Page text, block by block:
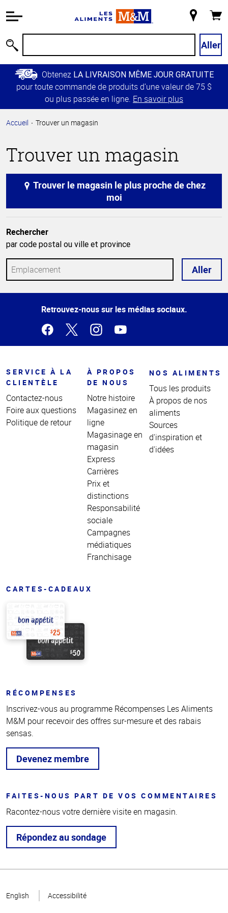
relative à
Passer
contenu
principal
Retour à
principale
magasin
Aller
Obtenez LA LIVRAISON MÊME JOUR GRATUITE
pour toute commande de produits d’une valeur de 75 $
ou plus passée en ligne. En savoir plus
Accueil Trouver un magasin
Trouver un magasin
moi
Rechercher
par code postal ou ville et province
Aller
Retrouvez-nous sur les médias sociaux.
SERVICE À LA
CLIENTÈLE
Contactez-nous
Foire aux questions
Politique de retour
À PROPOS
DE NOUS
Notre histoire
Magasinez en
ligne
Magasinage en
magasin
Express
Carrières
Prix et
distinctions
Responsabilité
sociale
Campagnes
médiatiques
Franchisage
NOS ALIMENTS
Tous les produits
À propos de nos
aliments
Sources
d'inspiration et
d'idées
CARTES-CADEAUX
RÉCOMPENSES
Inscrivez-vous au programme Récompenses Les Aliments
M&M pour recevoir des offres sur-mesure et des rabais
sensas.
Devenez membre
FAITES-NOUS PART DE VOS COMMENTAIRES
Racontez-nous votre dernière visite en magasin.
Répondez au sondage
page
English Accessibilité